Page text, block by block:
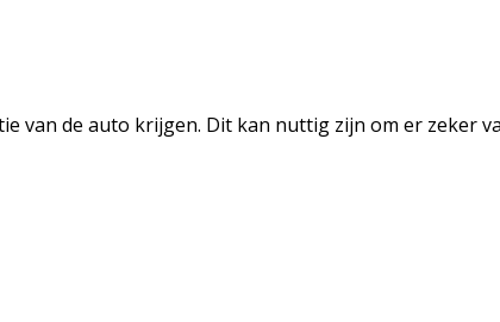
van de auto krijgen. Dit kan nuttig zijn om er zeker